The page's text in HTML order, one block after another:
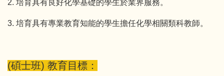
2. 培育具有良好化學基礎的學生於業界服務。
3. 培育具有專業教育知能的學生擔任化學相關類科教師。
(碩士班) 教育目標：